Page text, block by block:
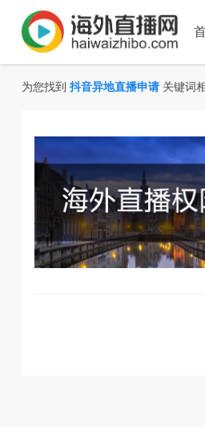
为您找到 抖音异地直播申请关键词